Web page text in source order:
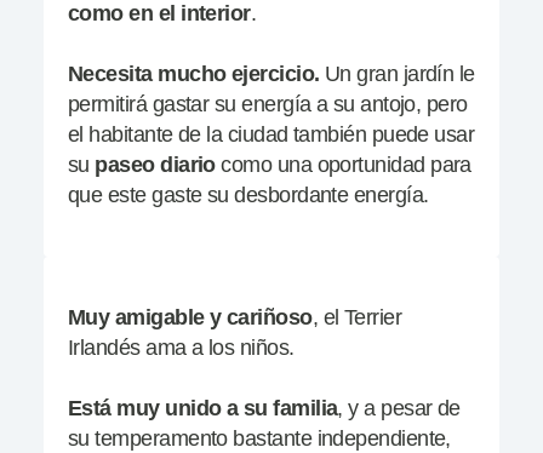
como en el interior.
Necesita mucho ejercicio. Un gran jardín le
permitirá gastar su energía a su antojo, pero
el habitante de la ciudad también puede usar
su paseo diariocomo una oportunidad para
que este gaste su desbordante energía.
Muy amigable y cariñoso, el Terrier
Irlandés ama a los niños.
Está muy unido a su familia, y a pesar de
su temperamento bastante independiente,